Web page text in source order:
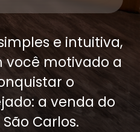
e intuitiva,
você motivado a
o
a venda do
São Carlos.